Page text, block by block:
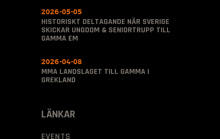
HISTORISKT DELTAGANDE NÄR SVERIGE
SKICKAR UNGDOM & SENIORTRUPP TILL
GAMMA EM
2026-05-05
MMA LANDSLAGET TILL GAMMA I
GREKLAND
2026-04-08
LÄNKAR
EVENTS